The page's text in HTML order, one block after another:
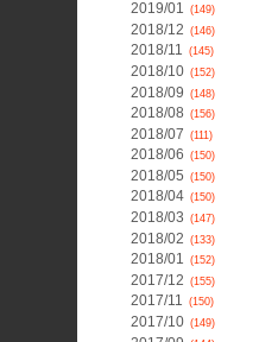
2019/01 (149)
2018/12 (146)
2018/11 (145)
2018/10 (152)
2018/09 (148)
2018/08 (156)
2018/07 (111)
2018/06 (150)
2018/05 (150)
2018/04 (150)
2018/03 (147)
2018/02 (133)
2018/01 (152)
2017/12 (155)
2017/11 (150)
2017/10 (149)